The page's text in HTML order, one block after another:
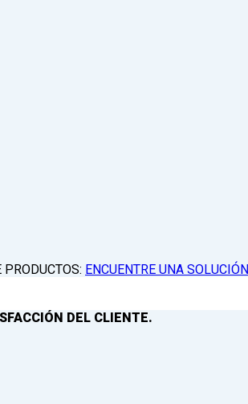
ENCUENTRE UNA SOLUCIÓN
DEL CLIENTE.